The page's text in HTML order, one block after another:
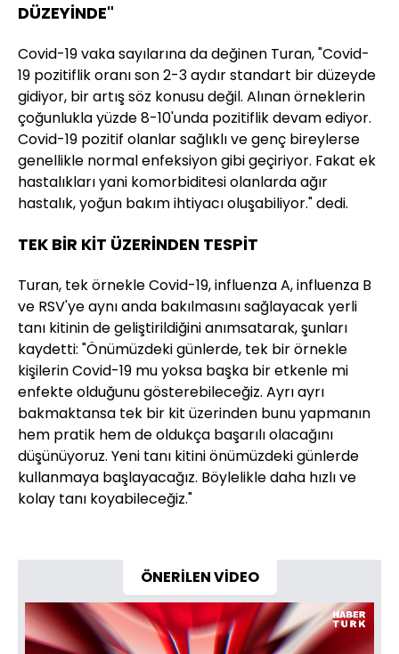
DÜZEYİNDE"
Covid-19 vaka sayılarına da değinen Turan, "Covid-
19 pozitiflik oranı son 2-3 aydır standart bir düzeyde
gidiyor, bir artış söz konusu değil. Alınan örneklerin
çoğunlukla yüzde 8-10'unda pozitiflik devam ediyor.
Covid-19 pozitif olanlar sağlıklı ve genç bireylerse
genellikle normal enfeksiyon gibi geçiriyor. Fakat ek
hastalıkları yani komorbiditesi olanlarda ağır
hastalık, yoğun bakım ihtiyacı oluşabiliyor." dedi.
TEK BİR KİT ÜZERİNDEN TESPİT
Turan, tek örnekle Covid-19, influenza A, influenza B
ve RSV'ye aynı anda bakılmasını sağlayacak yerli
tanı kitinin de geliştirildiğini anımsatarak, şunları
kaydetti: "Önümüzdeki günlerde, tek bir örnekle
kişilerin Covid-19 mu yoksa başka bir etkenle mi
enfekte olduğunu gösterebileceğiz. Ayrı ayrı
bakmaktansa tek bir kit üzerinden bunu yapmanın
hem pratik hem de oldukça başarılı olacağını
düşünüyoruz. Yeni tanı kitini önümüzdeki günlerde
kullanmaya başlayacağız. Böylelikle daha hızlı ve
kolay tanı koyabileceğiz."
ÖNERİLEN VİDEO